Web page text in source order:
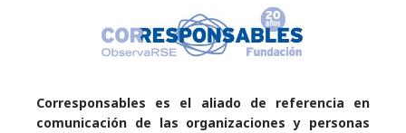
Corresponsables es el aliado de referencia en
comunicación de las organizaciones y personas